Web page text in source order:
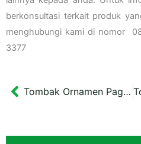
berkonsultasi terkait produk
menghubungi kami di nomor
3377
Prev Tombak Ornamen Pagar Cast Iron Tipe 3